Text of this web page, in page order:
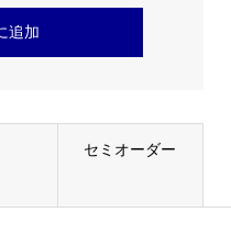
セミオーダー